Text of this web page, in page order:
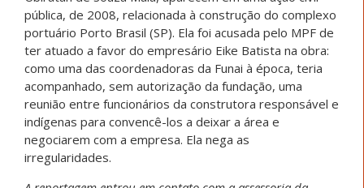
pública, de 2008, relacionada à construção do complexo
portuário Porto Brasil (SP). Ela foi acusada pelo MPF de
ter atuado a favor do empresário Eike Batista na obra:
como uma das coordenadoras da Funai à época, teria
acompanhado, sem autorização da fundação, uma
reunião entre funcionários da construtora responsável e
indígenas para convencê-los a deixar a área e
negociarem com a empresa. Ela nega as
irregularidades.